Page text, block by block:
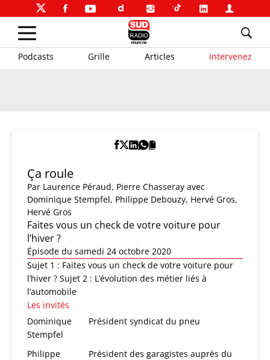
Podcasts Grille Articles Intervenez
Ça roule
Par Laurence Péraud, Pierre Chasseray avec
Dominique Stempfel, Philippe Debouzy, Hervé Gros,
Hervé Gros
Faites vous un check de votre voiture pour
l’hiver ?
Épisode du samedi 24 octobre 2020
Sujet 1 : Faites vous un check de votre voiture pour
l’hiver ? Sujet 2 : L’évolution des métier liés à
l’automobile
Les invités
Dominique
Stempfel
Président syndicat du pneu
Philippe
Président des garagistes auprès du